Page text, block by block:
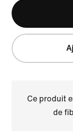
Ce produit
de